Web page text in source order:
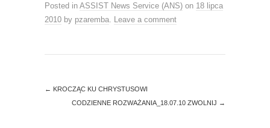
w
n
)
w
w
i
w
Posted in ASSIST News Service (ANS) on 18 lipca
2010 by pzaremba Leave a comment
← KROCZĄC KU CHRYSTUSOWI
CODZIENNE ROZWAŻANIA_18.07.10 ZWOLNIJ →